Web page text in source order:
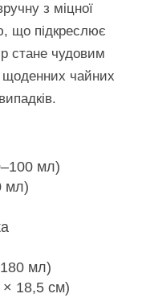
з міцної
що підкреслює
стане чудовим
щоденних чайних
мл)
мл)
мл)
× 18,5 см)